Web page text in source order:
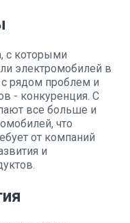
с которыми
электромобилей в
с рядом проблем и
- конкуренция. С
все больше и
что
от компаний
и